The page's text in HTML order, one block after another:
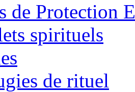
de Protection
spirituels
de rituel